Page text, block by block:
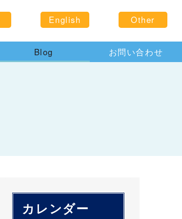
English Other
Blog お問い合わせ
カレンダー